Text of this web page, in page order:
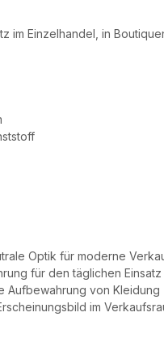
im Einzelhandel, in
Optik für moderne
für den täglichen Einsatz
Aufbewahrung von Kleidung
im